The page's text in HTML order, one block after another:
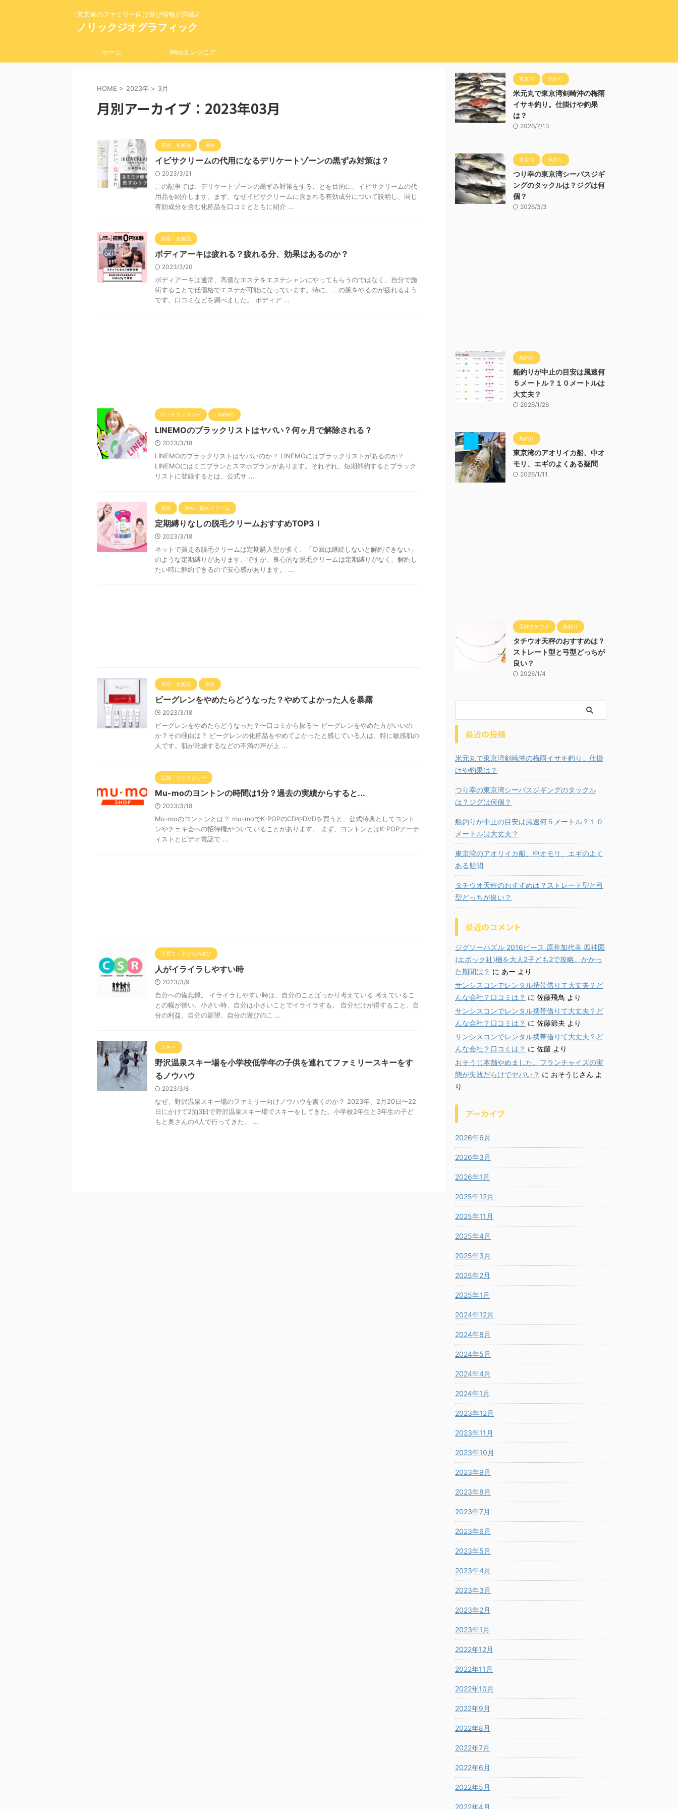
東京発のファミリー向け遊び情報が満載♪
ノリックジオグラフィック
ホーム Webエンジニア
HOME > 2023年 > 3月
月別アーカイブ：2023年03月
美容・化粧品 通販
イビサクリームの代用になるデリケートゾーンの黒ずみ対策は？
2023/3/21
この記事では、デリケートゾーンの黒ずみ対策をすることを目的に、イビサクリームの代
用品を紹介します。まず、なぜイビサクリームに含まれる有効成分について説明し、同じ
有効成分を含む化粧品を口コミとともに紹介 ...
美容・化粧品
ボディアーキは疲れる？疲れる分、効果はあるのか？
2023/3/20
ボディアーキは通常、高価なエステをエステシャンにやってもらうのではなく、自分で施
術することで低価格でエステが可能になっています。特に、二の腕をやるのが疲れるよう
です。口コミなどを調べました。 ボディア ...
IT・テクノロジー LINEMO
LINEMOのブラックリストはヤバい？何ヶ月で解除される？
2023/3/18
LINEMOのブラックリストはヤバいのか？ LINEMOにはブラックリストがあるのか？
LINEMOにはミニプランとスマホプランがあります。それぞれ、短期解約するとブラック
リストに登録するとは、公式サ ...
通販 除毛・脱毛クリーム
定期縛りなしの脱毛クリームおすすめTOP3！
2023/3/18
ネットで買える脱毛クリームは定期購入型が多く、「○回は継続しないと解約できない」
のような定期縛りがあります。ですが、良心的な脱毛クリームは定期縛りがなく、解約し
たい時に解約できるので安心感があります。 ...
美容・化粧品 通販
ビーグレンをやめたらどうなった？やめてよかった人を暴露
2023/3/18
ビーグレンをやめたらどうなった？〜口コミから探る〜 ビーグレンをやめた方がいいの
か？その理由は？ ビーグレンの化粧品をやめてよかったと感じている人は、特に敏感肌の
人です。肌が乾燥するなどの不満の声が上 ...
芸能・ワイドショー
Mu-moのヨントンの時間は1分？過去の実績からすると...
2023/3/18
Mu-moのヨントンとは？ mu-moでK-POPのCDやDVDを買うと、公式特典としてヨント
ンやチェキ会への招待権がついていることがあります。 まず、ヨントンとはK-POPアーテ
ィストとビデオ電話で ...
子育て・子どもの遊び
人がイライラしやすい時
2023/3/9
自分への備忘録。 イライラしやすい時は、自分のことばっかり考えている 考えているこ
との幅が狭い、小さい時、自分は小さいことでイライラする。 自分だけが得すること、自
分の利益、自分の願望、自分の遊びのこ ...
スキー
野沢温泉スキー場を小学校低学年の子供を連れてファミリースキーをす
るノウハウ
2023/3/8
なぜ、野沢温泉スキー場のファミリー向けノウハウを書くのか？ 2023年、2月20日〜22
日にかけて2泊3日で野沢温泉スキー場でスキーをしてきた。小学校2年生と3年生の子ど
もと奥さんの4人で行ってきた。 ...
東京湾 魚釣り
米元丸で東京湾剣崎沖の梅雨
イサキ釣り。仕掛けや釣果
は？
2026/7/13
東京湾 魚釣り
つり幸の東京湾シーバスジギ
ングのタックルは？ジグは何
個？
2026/3/3
魚釣り
船釣りが中止の目安は風速何
５メートル？１０メートルは
大丈夫？
2026/1/26
魚釣り
東京湾のアオリイカ船、中オ
モリ、エギのよくある疑問
2026/1/11
天秤タチウオ 魚釣り
タチウオ天秤のおすすめは？
ストレート型と弓型どっちが
良い？
2026/1/4
最近の投稿
米元丸で東京湾剣崎沖の梅雨イサキ釣り。仕掛
けや釣果は？
つり幸の東京湾シーバスジギングのタックル
は？ジグは何個？
船釣りが中止の目安は風速何５メートル？１０
メートルは大丈夫？
東京湾のアオリイカ船、中オモリ、エギのよく
ある疑問
タチウオ天秤のおすすめは？ストレート型と弓
型どっちが良い？
最近のコメント
ジグソーパズル 2016ピース 原井加代美 四神図
(エポック社)梱を大人2子ども2で攻略。かかっ
た期間は？ に あー より
サンシスコンでレンタル携帯借りて大丈夫？ど
んな会社？口コミは？ に 佐藤飛鳥 より
サンシスコンでレンタル携帯借りて大丈夫？ど
んな会社？口コミは？ に 佐藤節夫 より
サンシスコンでレンタル携帯借りて大丈夫？ど
んな会社？口コミは？ に 佐藤 より
おそうじ本舗やめました。フランチャイズの実
態が失敗だらけでヤバい？ に おそうじさん よ
り
アーカイブ
2026年6月
2026年3月
2026年1月
2025年12月
2025年11月
2025年4月
2025年3月
2025年2月
2025年1月
2024年12月
2024年8月
2024年5月
2024年4月
2024年1月
2023年12月
2023年11月
2023年10月
2023年9月
2023年8月
2023年7月
2023年6月
2023年5月
2023年4月
2023年3月
2023年2月
2023年1月
2022年12月
2022年11月
2022年10月
2022年9月
2022年8月
2022年7月
2022年6月
2022年5月
2022年4月